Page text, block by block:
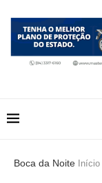
Boca da Noite Início